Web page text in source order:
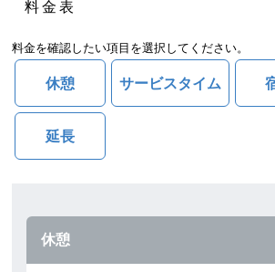
料金表
料金を確認したい項目を選択してください。
休憩 サービスタイム
延長
休憩